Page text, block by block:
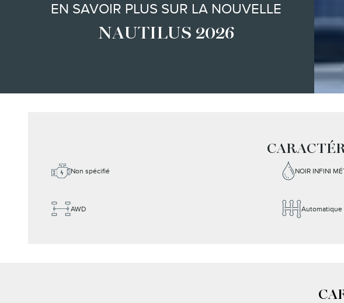
EN SAVOIR PLUS SUR LA NOUVELLE
NAUTILUS 2026
Non spécifié NOIR INFINI
AWD Automatique